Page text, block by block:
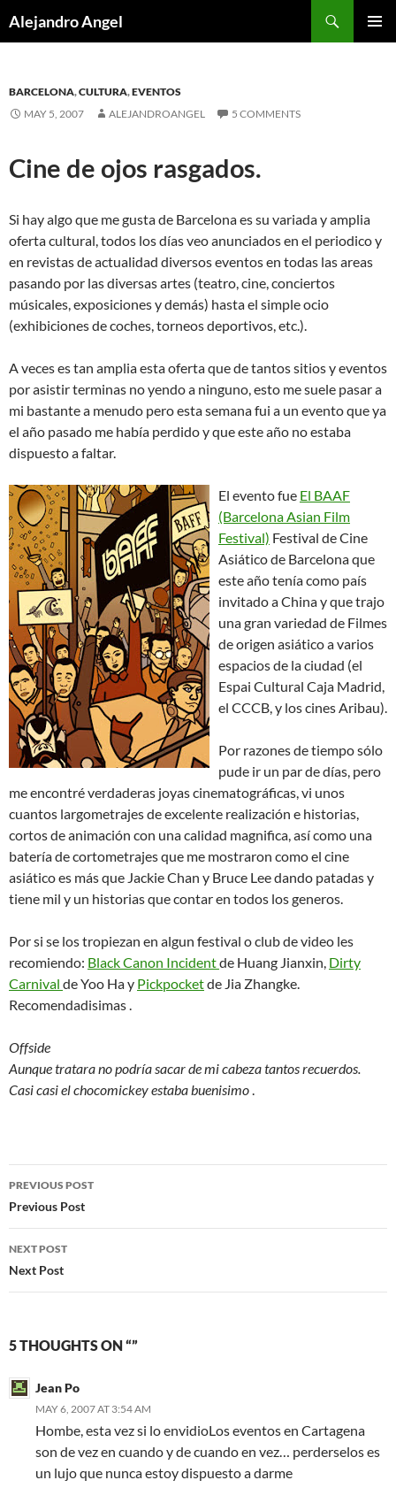
toAlejandro Angel
BARCELONA,CULTURA,EVENTOS
MAY 5, 2007
ALEJANDROANGEL 5 COMMENTS
Cine de ojos rasgados.
Si hay algo que me gusta de Barcelona es su variada y amplia
oferta cultural, todos los días veo anunciados en el periodico y
en revistas de actualidad diversos eventos en todas las areas
pasando por las diversas artes (teatro, cine, conciertos
músicales, exposiciones y demás) hasta el simple ocio
(exhibiciones de coches, torneos deportivos, etc.).
A veces es tan amplia esta oferta que de tantos sitios y eventos
por asistir terminas no yendo a ninguno, esto me suele pasar a
mi bastante a menudo pero esta semana fui a un evento que ya
el año pasado me había perdido y que este año no estaba
dispuesto a faltar.
El evento fue El BAAF
(Barcelona Asian Film
Festival) Festival de Cine
Asiático de Barcelona que
este año tenía como país
invitado a China y que trajo
una gran variedad de Filmes
de origen asiático a varios
espacios de la ciudad (el
Espai Cultural Caja Madrid,
el CCCB, y los cines Aribau).
Por razones de tiempo sólo
pude ir un par de días, pero
me encontré verdaderas joyas cinematográficas, vi unos
cuantos largometrajes de excelente realización e historias,
cortos de animación con una calidad magnifica, así como una
batería de cortometrajes que me mostraron como el cine
asiático es más que Jackie Chan y Bruce Lee dando patadas y
tiene mil y un historias que contar en todos los generos.
Por si se los tropiezan en algun festival o club de video les
recomiendo: Black Canon Incidentde Huang Jianxin, Dirty
Carnival de Yoo Ha y Pickpocketde Jia Zhangke.
Recomendadisimas .
Offside
Aunque tratara no podría sacar de mi cabeza tantos recuerdos.
Casi casi el chocomickey estaba buenisimo.
Post
navigation
PREVIOUS POST
Previous Post
NEXT POST
Next Post
5 THOUGHTS ON “”
Jean Po
MAY 6, 2007 AT 3:54 AM
Hombe, esta vez si lo envidioLos eventos en Cartagena
son de vez en cuando y de cuando en vez… perderselos es
un lujo que nunca estoy dispuesto a darme